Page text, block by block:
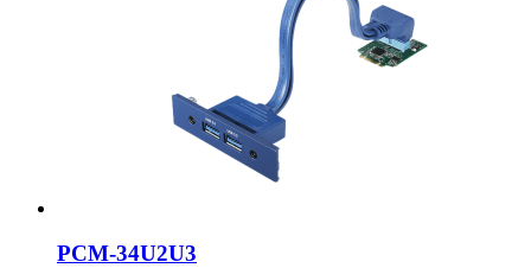
PCM-34U2U3